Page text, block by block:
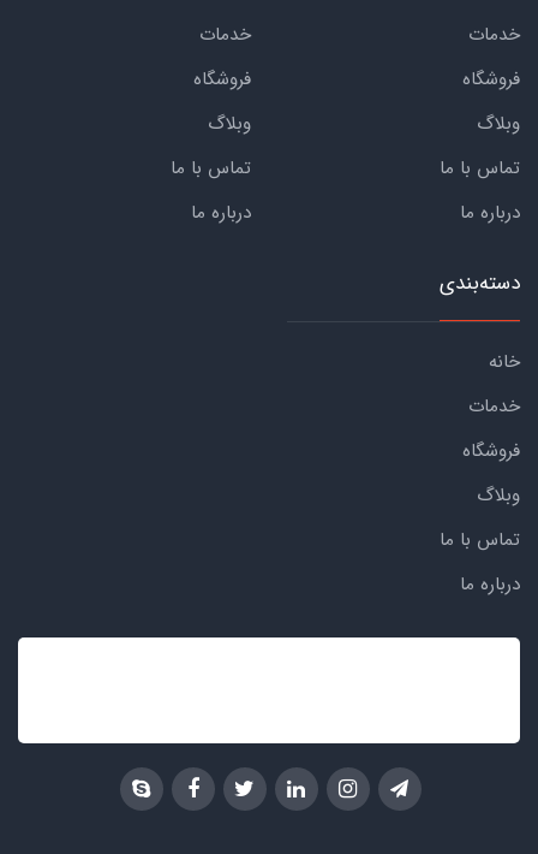
خدمات
فروشگاه
وبلاگ
تماس با ما
درباره ما
خدمات
فروشگاه
وبلاگ
تماس با ما
درباره ما
دسته‌بندی
خانه
خدمات
فروشگاه
وبلاگ
تماس با ما
درباره ما